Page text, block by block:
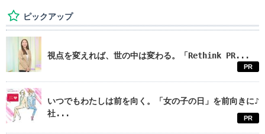
ピックアップ
視点を変えれば、世の中は変わる。「Rethink PR...
PR
いつでもわたしは前を向く。「女の子の日」を前向きに♪
社...
PR